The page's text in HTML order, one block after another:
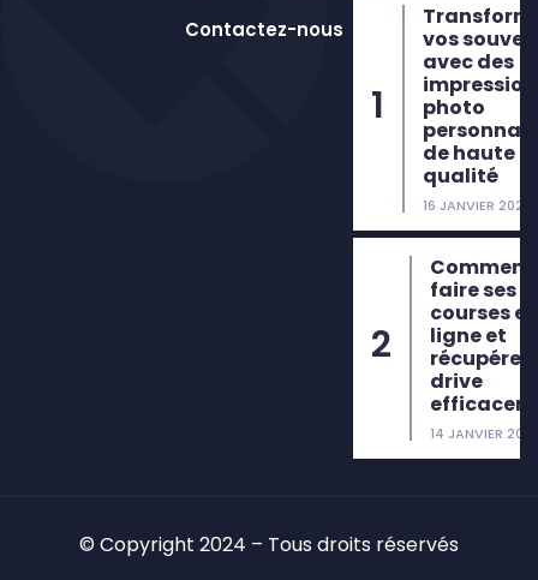
Contactez-nous
vos
avec des
photo
de haute
qualité
16 JANVIER 2026
Comment
faire ses
courses en
ligne et
récupérer
drive
14 JANVIER
© Copyright 2024 – Tous droits réservés